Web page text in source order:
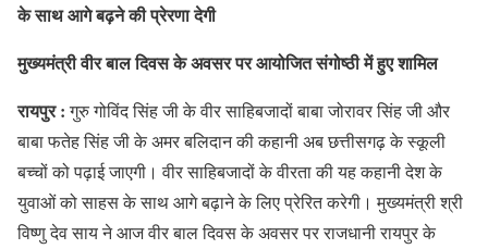
के साथ आगे बढ़ने की प्रेरणा देगी
मुख्यमंत्री वीर बाल दिवस के अवसर पर आयोजित संगोष्ठी में हुए शामिल
रायपुर :गुरु गोविंद सिंह जी के वीर साहिबजादों बाबा जोरावर सिंह जी और
बाबा फतेह सिंह जी के अमर बलिदान की कहानी अब छत्तीसगढ़ के स्कूली
बच्चों को पढ़ाई जाएगी। वीर साहिबजादों के वीरता की यह कहानी देश के
युवाओं को साहस के साथ आगे बढ़ाने के लिए प्रेरित करेगी। मुख्यमंत्री श्री
विष्णु देव साय ने आज वीर बाल दिवस के अवसर पर राजधानी रायपुर के